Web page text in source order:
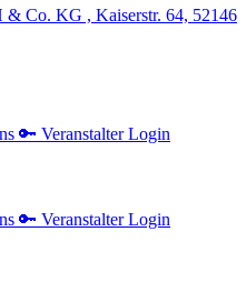
& Co. KG , Kaiserstr. 64, 52146
🔑 Veranstalter Login
🔑 Veranstalter Login